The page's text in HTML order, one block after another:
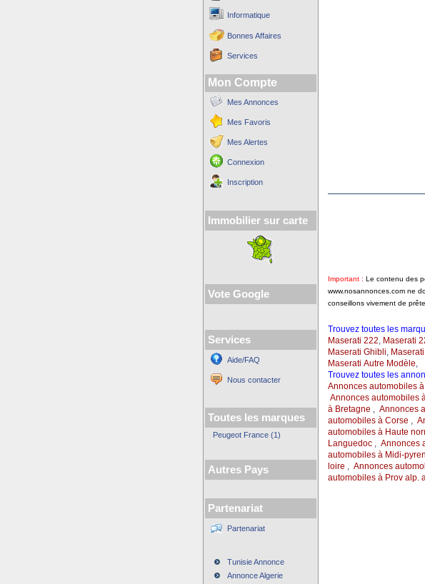
Informatique
Bonnes Affaires
Services
Mon Compte
Mes Annonces
Mes Favoris
Mes Alertes
Connexion
Inscription
Immobilier sur carte
Vote Google
Services
Aide/FAQ
Nous contacter
Toutes les marques
Peugeot France (1)
Autres Pays
Partenariat
Partenariat
Tunisie Annonce
Annonce Algerie
Important : Le contenu des
www.nosannonces.com ne
conseillons vivement de
Trouvez toutes les
Maserati 222, Maserati
Maserati Ghibli,
Maserati Autre Modèle,
Trouvez toutes les
Annonces automobiles à
Annonces automobiles
à Bretagne , Annonces
automobiles à Corse ,
automobiles à Haute
Languedoc, Annonces
automobiles à Midi-
loire , Annonces
automobiles à Prov alp.